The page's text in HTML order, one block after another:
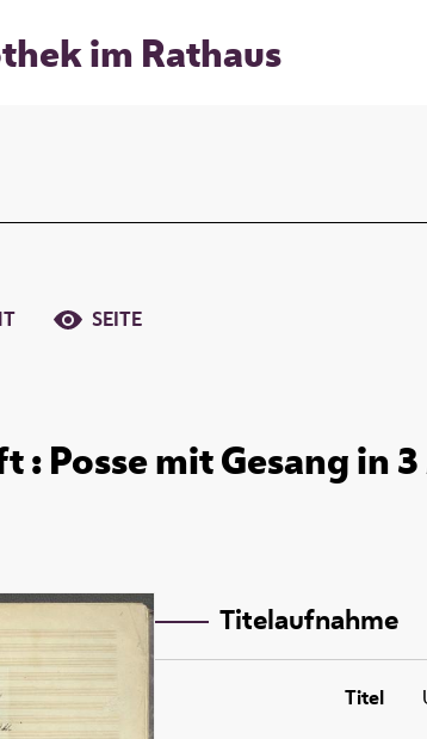
im Rathaus
SEITE
: Posse mit Gesang in
Titelaufnahme
Titel